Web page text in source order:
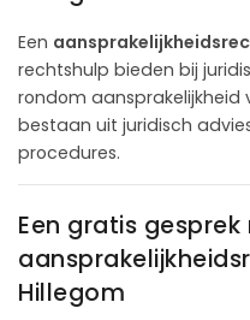
Een
rechtshulp bieden bij
rondom aansprakelijkheid
bestaan uit juridisch
procedures.
Een gratis
Hillegom